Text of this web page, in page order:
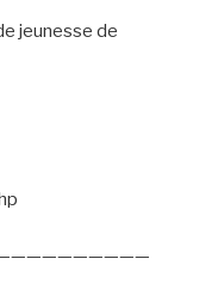
jeunesse de